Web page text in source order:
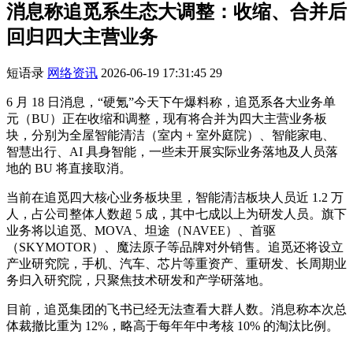
消息称追觅系生态大调整：收缩、合并后
回归四大主营业务
短语录 网络资讯 2026-06-19 17:31:45 29
6 月 18 日消息，“硬氪”今天下午爆料称，追觅系各大业务单
元（BU）正在收缩和调整，现有将合并为四大主营业务板
块，分别为全屋智能清洁（室内 + 室外庭院）、智能家电、
智慧出行、AI 具身智能，一些未开展实际业务落地及人员落
地的 BU 将直接取消。
当前在追觅四大核心业务板块里，智能清洁板块人员近 1.2 万
人，占公司整体人数超 5 成，其中七成以上为研发人员。旗下
业务将以追觅、MOVA、坦途（NAVEE）、首驱
（SKYMOTOR）、魔法原子等品牌对外销售。追觅还将设立
产业研究院，手机、汽车、芯片等重资产、重研发、长周期业
务归入研究院，只聚焦技术研发和产学研落地。
目前，追觅集团的飞书已经无法查看大群人数。消息称本次总
体裁撤比重为 12%，略高于每年年中考核 10% 的淘汰比例。